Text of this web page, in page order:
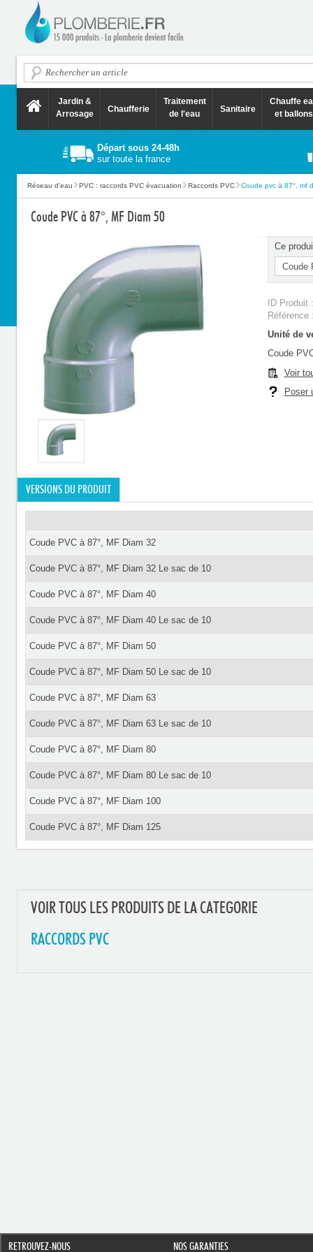
Jardin &
Arrosage
Chaufferie
Traitement
de l'eau
Sanitaire
Chauffe
et ballons
Départ sous 24-48h
sur toute la france
Réseau d'eau PVC : raccords PVC évacuation Raccords PVC Coude pvc à 87°, mf
Coude PVC à 87°, MF Diam 50
Ce
ID Produit
Unité de
Coude
Voir
Poser
VERSIONS DU PRODUIT
Coude PVC à 87°, MF Diam 32
Coude PVC à 87°, MF Diam 32 Le sac de 10
Coude PVC à 87°, MF Diam 40
Coude PVC à 87°, MF Diam 40 Le sac de 10
Coude PVC à 87°, MF Diam 50
Coude PVC à 87°, MF Diam 50 Le sac de 10
Coude PVC à 87°, MF Diam 63
Coude PVC à 87°, MF Diam 63 Le sac de 10
Coude PVC à 87°, MF Diam 80
Coude PVC à 87°, MF Diam 80 Le sac de 10
Coude PVC à 87°, MF Diam 100
Coude PVC à 87°, MF Diam 125
VOIR TOUS LES PRODUITS DE LA CATEGORIE
RACCORDS PVC
RETROUVEZ-NOUS NOS GARANTIES